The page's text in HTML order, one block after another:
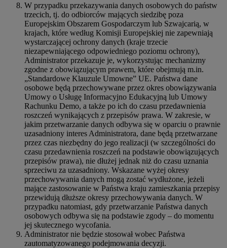
W przypadku przekazywania danych osobowych do państw
trzecich, tj. do odbiorców mających siedzibę poza
Europejskim Obszarem Gospodarczym lub Szwajcarią, w
krajach, które według Komisji Europejskiej nie zapewniają
wystarczającej ochrony danych (kraje trzecie
niezapewniającego odpowiedniego poziomu ochrony),
Administrator przekazuje je, wykorzystując mechanizmy
zgodne z obowiązującym prawem, które obejmują m.in.
„Standardowe Klauzule Umowne” UE. Państwa dane
osobowe będą przechowywane przez okres obowiązywania
Umowy o Usługę Informacyjno Edukacyjną lub Umowy
Rachunku Demo, a także po ich do czasu przedawnienia
roszczeń wynikających z przepisów prawa. W zakresie, w
jakim przetwarzanie danych odbywa się w oparciu o prawnie
uzasadniony interes Administratora, dane będą przetwarzane
przez czas niezbędny do jego realizacji (w szczególności do
czasu przedawnienia roszczeń na podstawie obowiązujących
przepisów prawa), nie dłużej jednak niż do czasu uznania
sprzeciwu za uzasadniony. Wskazane wyżej okresy
przechowywania danych mogą zostać wydłużone, jeżeli
mające zastosowanie w Państwa kraju zamieszkania przepisy
przewidują dłuższe okresy przechowywania danych. W
przypadku natomiast, gdy przetwarzanie Państwa danych
osobowych odbywa się na podstawie zgody – do momentu
jej skutecznego wycofania.
Administrator nie będzie stosował wobec Państwa
zautomatyzowanego podejmowania decyzji.